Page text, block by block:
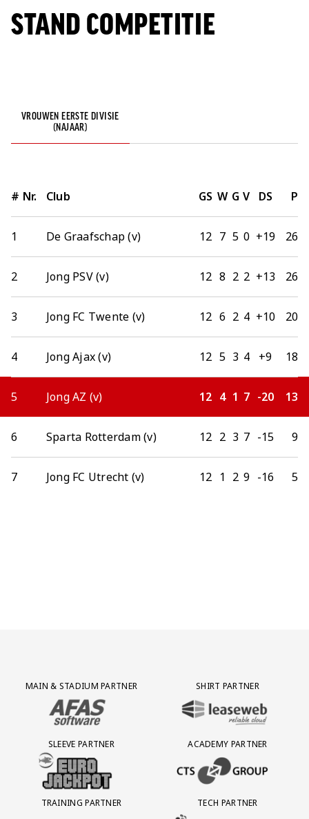
STAND COMPETITIE
VROUWEN EERSTE DIVISIE
(NAJAAR)
# Nr. Club GS W G V DS P
1 De Graafschap (v) 12 7 5 0 +19 26
2 Jong PSV (v) 12 8 2 2 +13 26
3 Jong FC Twente (v) 12 6 2 4 +10 20
4 Jong Ajax (v) 12 5 3 4 +9 18
5 Jong AZ (v) 12 4 1 7 -20 13
6 Sparta Rotterdam (v) 12 2 3 7 -15 9
7 Jong FC Utrecht (v) 12 1 2 9 -16 5
Partner Logos Grid
MAIN & STADIUM PARTNER
BEZOEK ONZE MAIN & STADIUM PARTNER AFAS SOFTWARE
SHIRT PARTNER
BEZOEK ONZE SHIRT PARTNER
SLEEVE PARTNER
BEZOEK ONZE SLEEVE PARTNER EUROJACKPOT
ACADEMY PARTNER
BEZOEK ONZE ACADEMY
TRAINING PARTNER
BEZOEK ONZE TRAINING PARTNER LEBARA
TECH PARTNER
BEZOEK ONZE TECH PARTNER